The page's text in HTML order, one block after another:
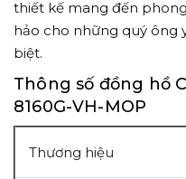
thiết kế mang đến
hảo cho những quý ông
biệt.
Thông số đồng hồ
8160G-VH-MOP
Thương hiệu